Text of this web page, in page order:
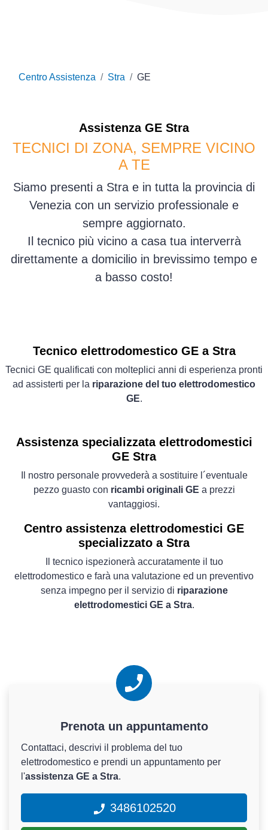
Centro Assistenza Stra GE
Assistenza GE Stra
TECNICI DI ZONA, SEMPRE VICINO
A TE
Siamo presenti a Stra e in tutta la provincia di
Venezia con un servizio professionale e
sempre aggiornato.
Il tecnico più vicino a casa tua interverrà
direttamente a domicilio in brevissimo tempo e
a basso costo!
Tecnico elettrodomestico GE a Stra
Tecnici GE qualificati con molteplici anni di esperienza pronti
ad assisterti per la riparazione del tuo elettrodomestico
GE.
Assistenza specializzata elettrodomestici
GE Stra
Il nostro personale provvederà a sostituire l´eventuale
pezzo guasto con ricambi originali GE a prezzi
vantaggiosi.
Centro assistenza elettrodomestici GE
specializzato a Stra
Il tecnico ispezionerà accuratamente il tuo
elettrodomestico e farà una valutazione ed un preventivo
senza impegno per il servizio di riparazione
elettrodomestici GE a Stra.
Prenota un appuntamento
Contattaci, descrivi il problema del tuo
elettrodomestico e prendi un appuntamento per
l'assistenza GE a Stra.
3486102520